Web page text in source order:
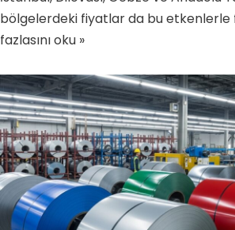
bölgelerdeki fiyatlar da bu etkenlerle
fazlasını oku »